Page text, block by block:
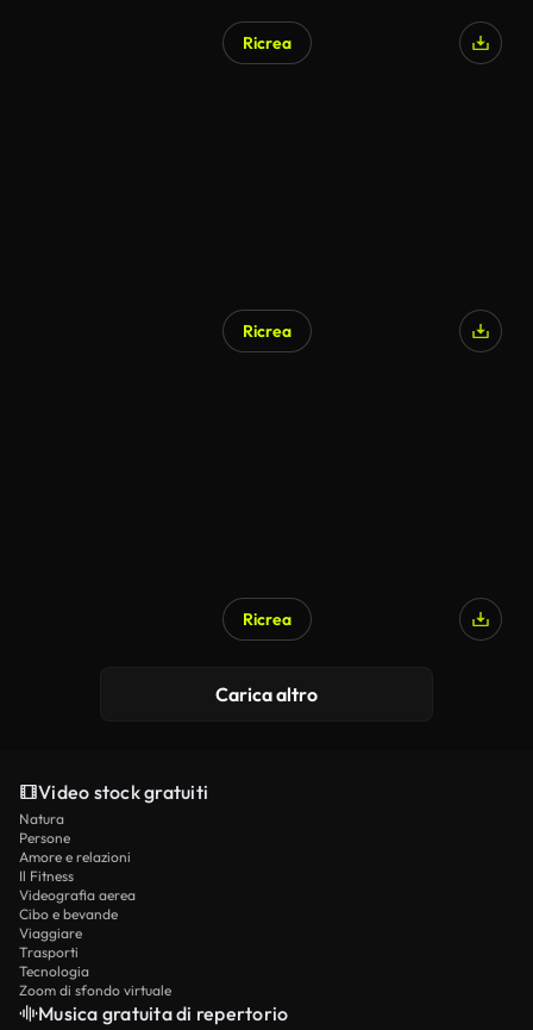
Ricrea
Ricrea
Ricrea
Carica altro
Video stock gratuiti
Natura
Persone
Amore e relazioni
Il Fitness
Videografia aerea
Cibo e bevande
Viaggiare
Trasporti
Tecnologia
Zoom di sfondo virtuale
Musica gratuita di repertorio